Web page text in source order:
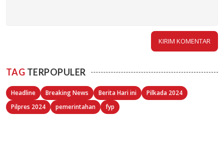
TAG TERPOPULER
Headline Breaking News Berita Hari ini
Pilkada 2024
Pilpres 2024
pemerintahan fyp